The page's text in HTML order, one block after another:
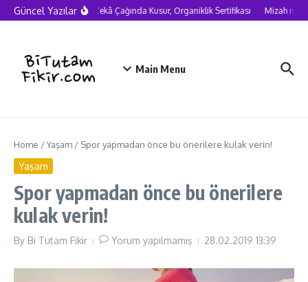
Skip to content
Güncel YazılarYapay Zekâ Çağında Kusur, Organiklik Sertifikası Mizah
Main Menu
Home /Yaşam / Spor yapmadan önce bu önerilere kulak verin!
Yaşam
Spor yapmadan önce bu önerilere
kulak verin!
By Bi Tutam Fikir Yorum yapılmamış 28.02.2019 13:39